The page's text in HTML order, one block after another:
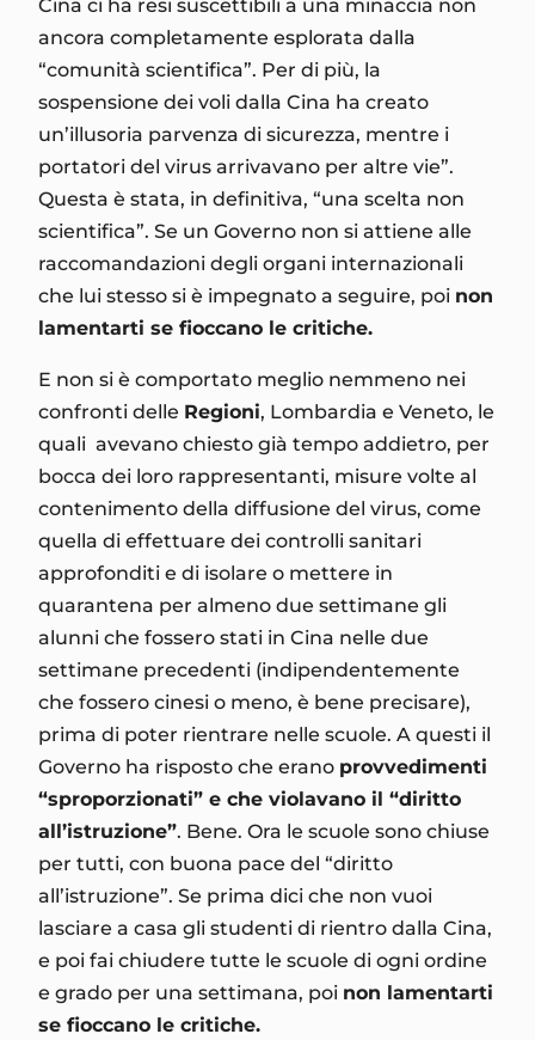
Cina ci ha resi suscettibili a una minaccia non
ancora completamente esplorata dalla
“comunità scientifica”. Per di più, la
sospensione dei voli dalla Cina ha creato
un’illusoria parvenza di sicurezza, mentre i
portatori del virus arrivavano per altre vie”.
Questa è stata, in definitiva, “una scelta non
scientifica”. Se un Governo non si attiene alle
raccomandazioni degli organi internazionali
che lui stesso si è impegnato a seguire, poi non
lamentarti se fioccano le critiche.
E non si è comportato meglio nemmeno nei
confronti delle Regioni, Lombardia e Veneto, le
quali avevano chiesto già tempo addietro, per
bocca dei loro rappresentanti, misure volte al
contenimento della diffusione del virus, come
quella di effettuare dei controlli sanitari
approfonditi e di isolare o mettere in
quarantena per almeno due settimane gli
alunni che fossero stati in Cina nelle due
settimane precedenti (indipendentemente
che fossero cinesi o meno, è bene precisare),
prima di poter rientrare nelle scuole. A questi il
Governo ha risposto che erano provvedimenti
“sproporzionati” e che violavano il “diritto
all’istruzione”. Bene. Ora le scuole sono chiuse
per tutti, con buona pace del “diritto
all’istruzione”. Se prima dici che non vuoi
lasciare a casa gli studenti di rientro dalla Cina,
e poi fai chiudere tutte le scuole di ogni ordine
e grado per una settimana, poi non lamentarti
se fioccano le critiche.